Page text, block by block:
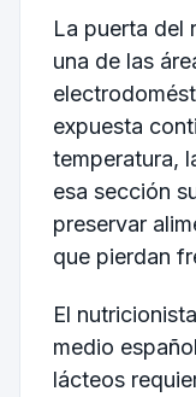
La puerta del
una de las
expuesta
temperatura,
esa sección
preservar
que pierdan
El nutricionista
medio
lácteos